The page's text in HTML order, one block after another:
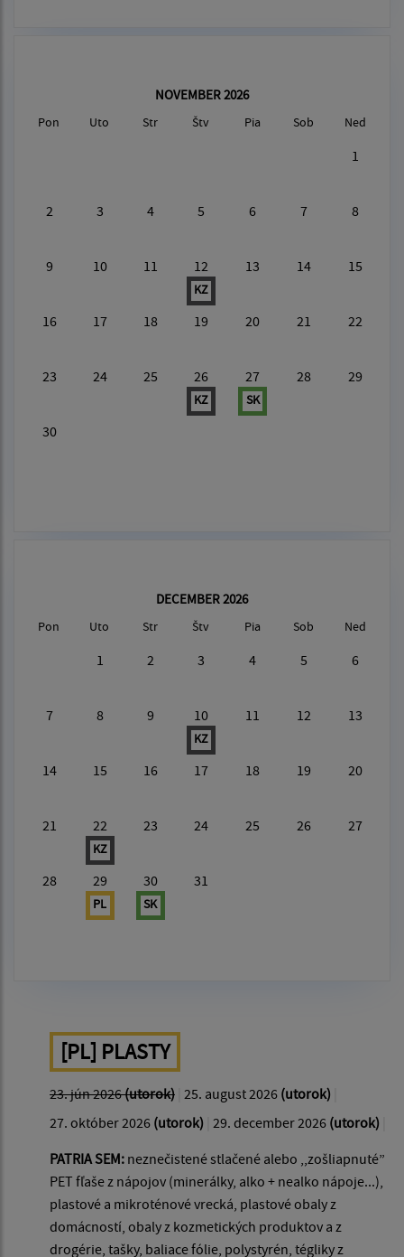
NOVEMBER 2026
Pon Uto Str Štv Pia Sob Ned
1
2 3 4 5 6 7 8
9 10 11 12
KZ
13 14 15
16 17 18 19 20 21 22
23 24 25 26
KZ
27
SK
28 29
30
DECEMBER 2026
Pon Uto Str Štv Pia Sob Ned
1 2 3 4 5 6
7 8 9 10
KZ
11 12 13
14 15 16 17 18 19 20
21 22
KZ
23 24 25 26 27
28 29
PL
30
SK
31
[PL] PLASTY
23. jún 2026(utorok) 25. august 2026 (utorok)
27. október 2026 (utorok) 29. december 2026 (utorok)
PATRIA SEM: neznečistené stlačené alebo ,,zošliapnuté”
PET fľaše z nápojov (minerálky, alko + nealko nápoje...),
plastové a mikroténové vrecká, plastové obaly z
domácností, obaly z kozmetických produktov a z
drogérie, tašky, baliace fólie, polystyrén, tégliky z